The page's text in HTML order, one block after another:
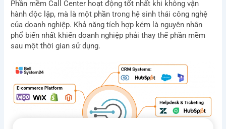
Phần mềm Call Center hoạt động tốt nhất khi không vận
hành độc lập, mà là một phần trong hệ sinh thái công nghệ
của doanh nghiệp. Khả năng tích hợp kém là nguyên nhân
phổ biến nhất khiến doanh nghiệp phải thay thế phần mềm
sau một thời gian sử dụng.